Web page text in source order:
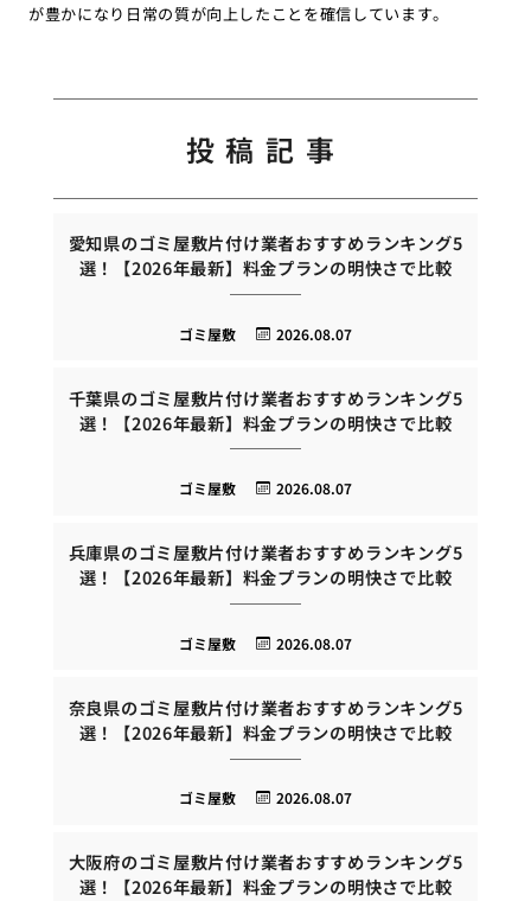
が豊かになり日常の質が向上したことを確信しています。
投稿記事
愛知県のゴミ屋敷片付け業者おすすめランキング5
選！【2026年最新】料金プランの明快さで比較
2026.08.07
ゴミ屋敷
千葉県のゴミ屋敷片付け業者おすすめランキング5
選！【2026年最新】料金プランの明快さで比較
2026.08.07
ゴミ屋敷
兵庫県のゴミ屋敷片付け業者おすすめランキング5
選！【2026年最新】料金プランの明快さで比較
2026.08.07
ゴミ屋敷
奈良県のゴミ屋敷片付け業者おすすめランキング5
選！【2026年最新】料金プランの明快さで比較
2026.08.07
ゴミ屋敷
大阪府のゴミ屋敷片付け業者おすすめランキング5
選！【2026年最新】料金プランの明快さで比較